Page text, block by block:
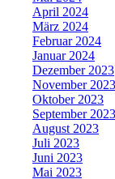
April 2024
März 2024
Februar 2024
Januar 2024
Dezember 2023
November 2023
Oktober 2023
September 2023
August 2023
Juli 2023
Juni 2023
Mai 2023